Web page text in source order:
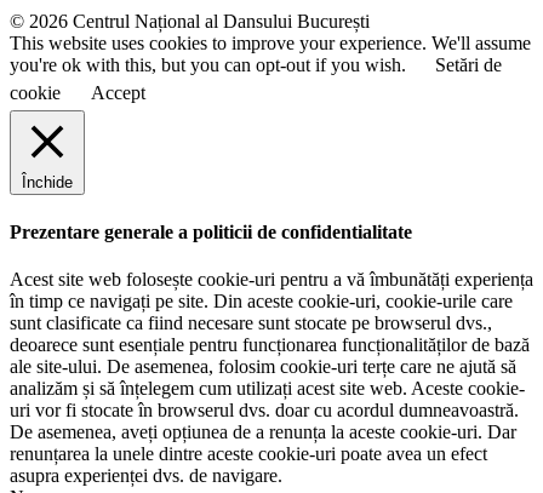
© 2026 Centrul Național al Dansului București
This website uses cookies to improve your experience. We'll assume
you're ok with this, but you can opt-out if you wish.
Setări de
cookie
Accept
Închide
Prezentare generale a politicii de confidentialitate
Acest site web folosește cookie-uri pentru a vă îmbunătăți experiența
în timp ce navigați pe site. Din aceste cookie-uri, cookie-urile care
sunt clasificate ca fiind necesare sunt stocate pe browserul dvs.,
deoarece sunt esențiale pentru funcționarea funcționalităților de bază
ale site-ului. De asemenea, folosim cookie-uri terțe care ne ajută să
analizăm și să înțelegem cum utilizați acest site web. Aceste cookie-
uri vor fi stocate în browserul dvs. doar cu acordul dumneavoastră.
De asemenea, aveți opțiunea de a renunța la aceste cookie-uri. Dar
renunțarea la unele dintre aceste cookie-uri poate avea un efect
asupra experienței dvs. de navigare.